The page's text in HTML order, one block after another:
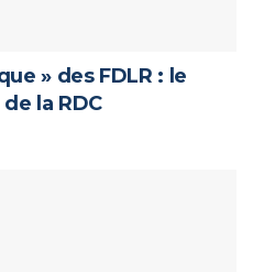
» des FDLR : le
la RDC